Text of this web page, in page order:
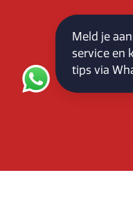
Meld je
service en
tips via